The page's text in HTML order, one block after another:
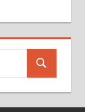
Suchen